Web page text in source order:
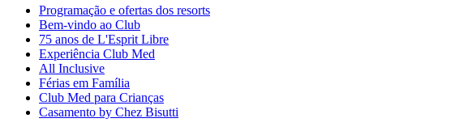
Programação e ofertas dos resorts
Bem-vindo ao Club
75 anos de L'Esprit Libre
Experiência Club Med
All Inclusive
Férias em Família
Club Med para Crianças
Casamento by Chez Bisutti